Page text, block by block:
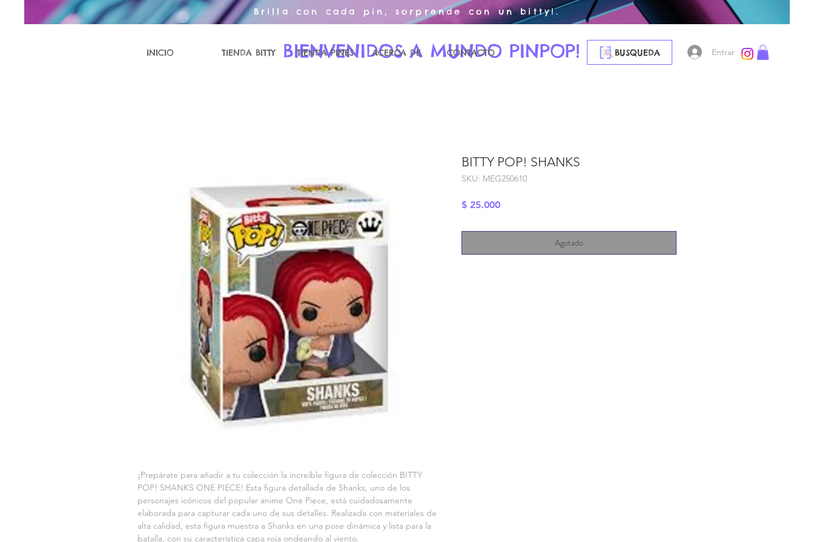
INICIO TIENDA BITTY TIENDA PINES ACERCA DE CONTACTO BUSQUEDA Entrar
Brilla con cada pin, sorprende con un bitty!.
BIENVENIDOS A MUNDO PINPOP!
¡Prepárate para añadir a tu colección la increíble figura de colección BITTY
POP! SHANKS ONE PIECE! Esta figura detallada de Shanks, uno de los
personajes icónicos del popular anime One Piece, está cuidadosamente
elaborada para capturar cada uno de sus detalles. Realizada con materiales de
alta calidad, esta figura muestra a Shanks en una pose dinámica y lista para la
batalla, con su característica capa roja ondeando al viento.
BITTY POP! SHANKS
SKU: MEG250610
$ 25.000Precio
Agotado